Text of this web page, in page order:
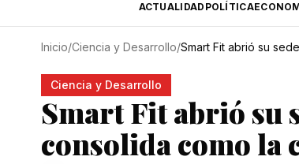
ACTUALIDAD POLÍTICA
Inicio/Ciencia y Desarrollo/Smart Fit abrió su
Ciencia y Desarrollo
Smart Fit abrió su
consolida como la